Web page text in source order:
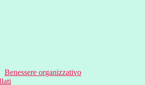
Benessere organizzativo